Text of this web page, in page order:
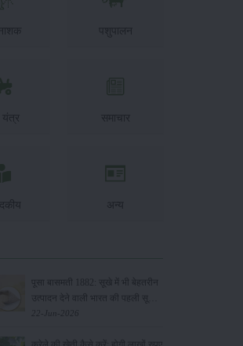
पशुपालन
यंत्र समाचार
अन्य
पूसा बासमती 1882: सूखे में भी बेहतरीन
उत्पादन देने वाली भारत की पहली सूखा-
सहिष्णु बासमती किस्म
22-Jun-2026